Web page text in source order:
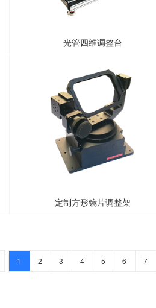
光管四维调整台
定制方形镜片调整架
1 2 3 4 5 6 7